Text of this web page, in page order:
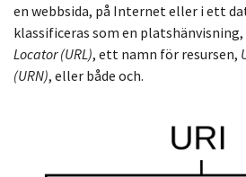
en webbsida, på Internet eller i ett
klassificeras som en platshänvisning,
Locator (URL), ett namn för resursen,
(URN), eller både och.